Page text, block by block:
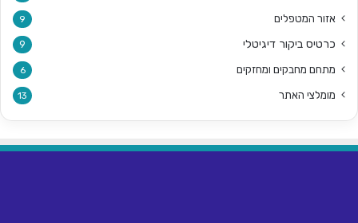
אזור המטפלים 9
כרטיס ביקור דיגיטלי 9
מתחם מחבקים ומחזקים 6
מומלצי האתר 13